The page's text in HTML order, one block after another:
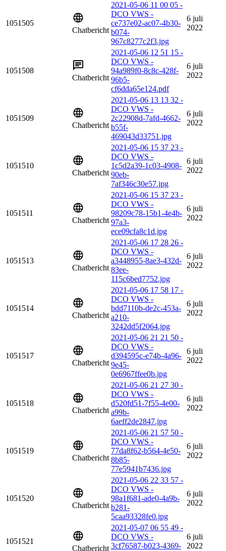
1051505
Chatbericht
2021-05-06 11 00 05 -
DCO VWS -
ce737e02-ac07-4b30-
b074-
967c8277c2f3.jpg
6 juli
2022
1051508
Chatbericht
2021-05-06 12 51 15 -
DCO VWS -
94a989f0-8c8c-428f-
96b5-
cf6dda65e124.pdf
6 juli
2022
1051509
Chatbericht
2021-05-06 13 13 32 -
DCO VWS -
2c22908d-7afd-4662-
b55f-
469043d33751.jpg
6 juli
2022
1051510
Chatbericht
2021-05-06 15 37 23 -
DCO VWS -
1c5d2a39-1c03-4908-
90eb-
7af346c30e57.jpg
6 juli
2022
1051511
Chatbericht
2021-05-06 15 37 23 -
DCO VWS -
98209c78-15b1-4e4b-
97a3-
ece09cfa8c1d.jpg
6 juli
2022
1051513
Chatbericht
2021-05-06 17 28 26 -
DCO VWS -
a3448955-8ae3-432d-
83ee-
115c6bed7752.jpg
6 juli
2022
1051514
Chatbericht
2021-05-06 17 58 17 -
DCO VWS -
bdd7110b-de2c-453a-
a210-
3242dd5f2064.jpg
6 juli
2022
1051517
Chatbericht
2021-05-06 21 21 50 -
DCO VWS -
d394595c-e74b-4a96-
9e45-
0e6967ffee0b.jpg
6 juli
2022
1051518
Chatbericht
2021-05-06 21 27 30 -
DCO VWS -
d520fd51-7f55-4e00-
a99b-
6aeff2de2847.jpg
6 juli
2022
1051519
Chatbericht
2021-05-06 21 57 50 -
DCO VWS -
77da8f62-b564-4e50-
8b85-
77e5941b7436.jpg
6 juli
2022
1051520
Chatbericht
2021-05-06 22 33 57 -
DCO VWS -
98a1f681-ade0-4a9b-
b281-
5caa93328fe0.jpg
6 juli
2022
1051521
Chatbericht
2021-05-07 06 55 49 -
DCO VWS -
3cf76587-b023-4369-
6 juli
2022